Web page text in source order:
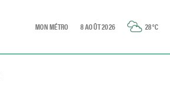
MON MÉTRO 8 AOÛT 2026 28°C